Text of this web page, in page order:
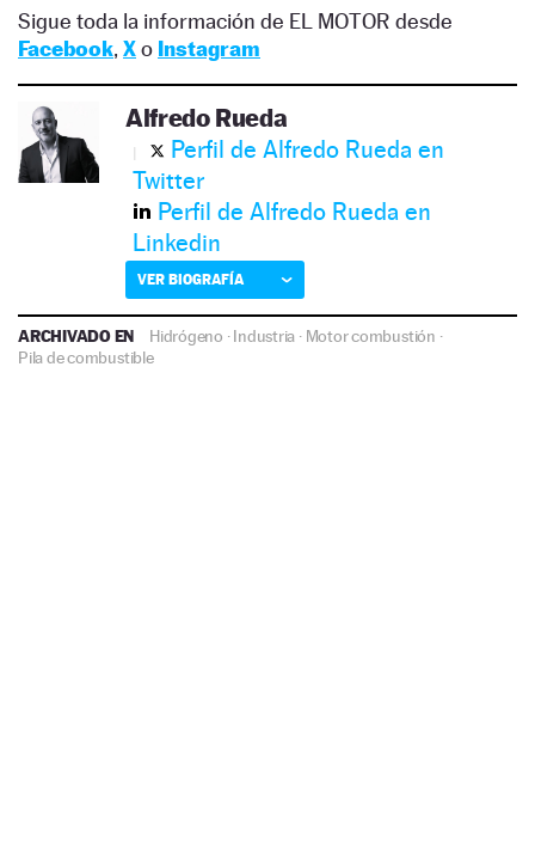
Sigue toda la información de EL MOTOR desde
Facebook, Xo Instagram
Alfredo Rueda
Perfil de Alfredo Rueda en
Twitter
Perfil de Alfredo Rueda en
Linkedin
VER BIOGRAFÍA
ARCHIVADO EN Hidrógeno ·Industria · Motor combustión ·
Pila de combustible